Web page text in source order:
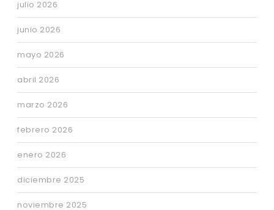
julio 2026
junio 2026
mayo 2026
abril 2026
marzo 2026
febrero 2026
enero 2026
diciembre 2025
noviembre 2025